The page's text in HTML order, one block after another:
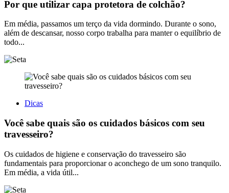
Por que utilizar capa protetora de colchão?
Em média, passamos um terço da vida dormindo. Durante o sono,
além de descansar, nosso corpo trabalha para manter o equilíbrio de
todo...
Dicas
Você sabe quais são os cuidados básicos com seu
travesseiro?
Os cuidados de higiene e conservação do travesseiro são
fundamentais para proporcionar o aconchego de um sono tranquilo.
Em média, a vida útil...